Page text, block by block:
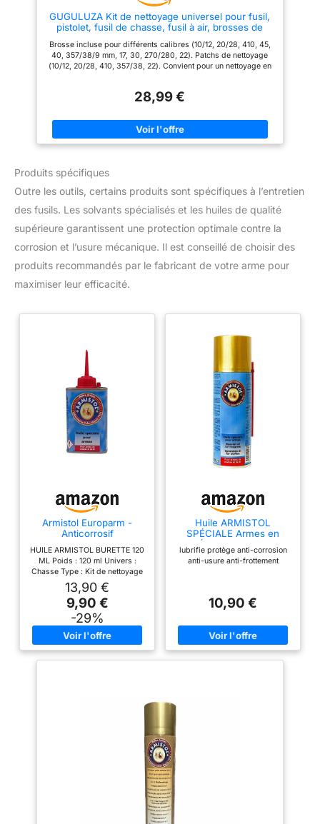
pouces et 1 pièce de 3,5 pouces
s'enfilent ensemble pour former
Nettoyage en Acier Inoxydable:
Les pics en acier inoxydable
aident à nettoyer les zones
GUGULUZA Kit de nettoyage universel pour fusil,
pistolet, fusil de chasse, fusil à air, brosses de
Brosse incluse pour différents calibres (10/12, 20/28, 410, 45,
40, 357/38/9 mm, 17, 30, 270/280, 22). Patchs de nettoyage
(10/12, 20/28, 410, 357/38, 22). Convient pour un nettoyage en
en aluminium) Longueur totale du canon (sans poignée) 72,4
adaptateur en laiton pour accessoires. 3 fusils de chasse en
aluminium et 3 tiges de fusil en aluminium, 2 pointes pour
fusils de chasse et fusils/pistolets.
28,99 €
Produits spécifiques
Outre les outils, certains produits sont spécifiques à l’entretien
des fusils. Les solvants spécialisés et les huiles de qualité
supérieure garantissent une protection optimale contre la
corrosion et l’usure mécanique. Il est conseillé de choisir des
produits recommandés par le fabricant de votre arme pour
maximiser leur efficacité.
Armistol Europarm -
Anticorrosif
HUILE ARMISTOL BURETTE 120
ML Poids : 120 ml Univers :
Chasse Type : Kit de nettoyage
13,90 €
9,90 €
-29%
Huile ARMISTOL
SPÉCIALE Armes en
AÉROSOL 200 ML
lubrifie protège anti-corrosion
anti-usure anti-frottement
10,90 €